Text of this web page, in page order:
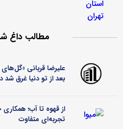
مطالب داغ
علیرضا قربانی
بعد از تو دنیا غرق شد
از قهوه تا آب؛
تجربه‌ای متفاوت